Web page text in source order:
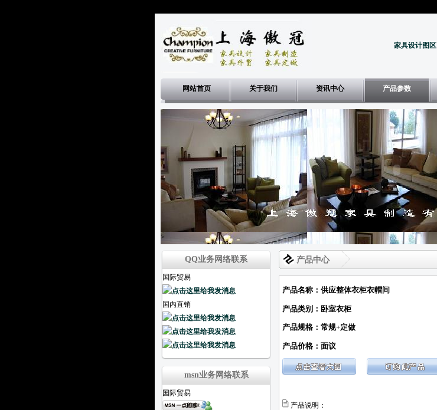
家具设计图区
网站首页 关于我们 资讯中心 产品参数
>
QQ业务网络联系
国际贸易
国内直销
msn业务网络联系
国际贸易
产品中心
产品名称：供应整体衣柜衣帽间
产品类别：卧室衣柜
产品规格：常规+定做
产品价格：面议
产品说明：